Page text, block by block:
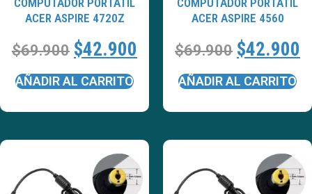
ACER ASPIRE 4720Z
$69.900 $42.900
AÑADIR AL CARRITO
ACER ASPIRE 4560
$69.900 $42.900
AÑADIR AL CARRITO